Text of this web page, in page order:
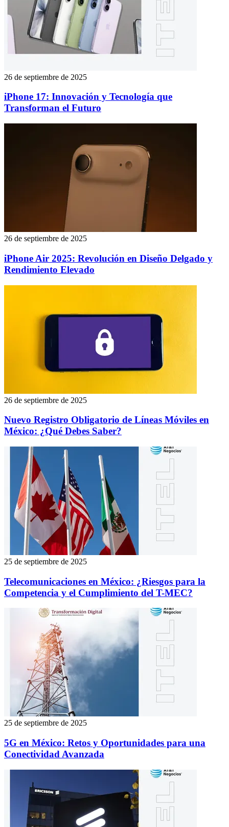
26 de septiembre de 2025
iPhone 17: Innovación y Tecnología que
Transforman el Futuro
26 de septiembre de 2025
iPhone Air 2025: Revolución en Diseño Delgado y
Rendimiento Elevado
26 de septiembre de 2025
Nuevo Registro Obligatorio de Líneas Móviles en
México: ¿Qué Debes Saber?
25 de septiembre de 2025
Telecomunicaciones en México: ¿Riesgos para la
Competencia y el Cumplimiento del T-MEC?
25 de septiembre de 2025
5G en México: Retos y Oportunidades para una
Conectividad Avanzada